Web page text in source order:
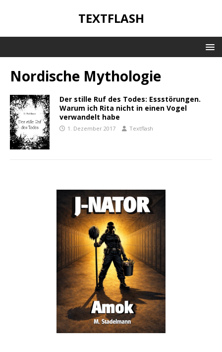
TEXTFLASH
Nordische Mythologie
Der stille Ruf des Todes: Essstörungen.
Warum ich Rita nicht in einen Vogel
verwandelt habe
1. Dezember 2017 Textflash